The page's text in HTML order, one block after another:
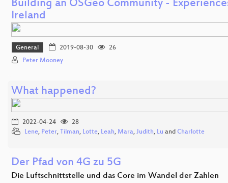
Building an OSGeo Community -
Ireland
General 2019-08-30
26
Peter Mooney
What happened?
2022-04-24
28
Lene, Peter, Tilman, Lotte, Leah, Mara, Judith, Lu and Charlotte
Der Pfad von 4G zu 5G
Die Luftschnittstelle und das Core im Wandel der Zahlen